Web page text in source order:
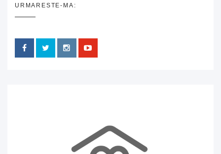
URMARESTE-MA: